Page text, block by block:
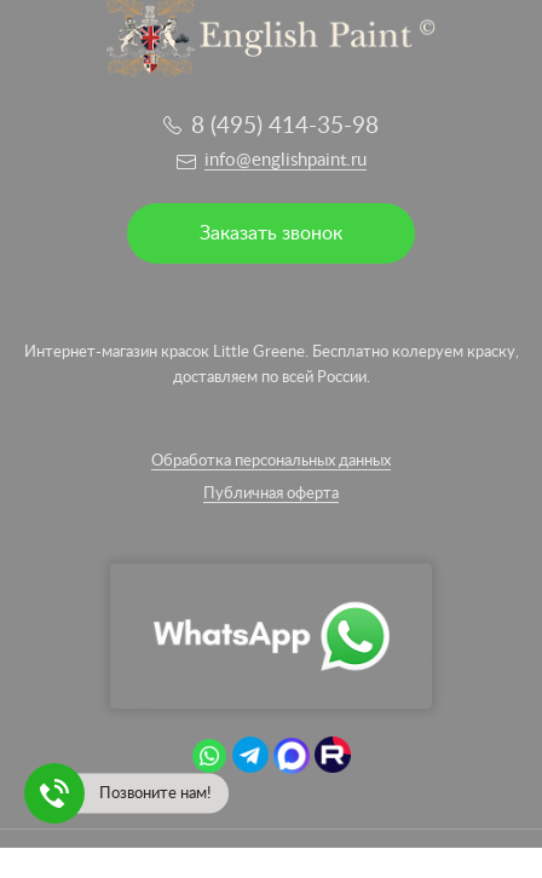
8 (495) 414-35-98
info@englishpaint.ru
Заказать звонок
Интернет-магазин красок Little Greene. Бесплатно колеруем краску,
доставляем по всей России.
Обработка персональных данных
Публичная оферта
Позвоните нам!